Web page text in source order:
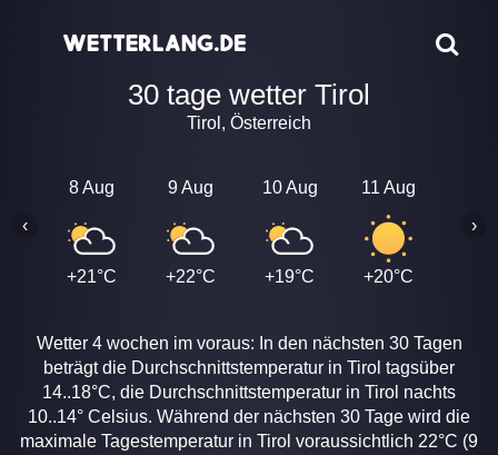
30 tage wetter Tirol
Tirol, Österreich
8 Aug
+21°C
9 Aug
+22°C
10 Aug
+19°C
11 Aug
+20°C
‹ ›
Wetter 4 wochen im voraus: In den nächsten 30 Tagen
beträgt die Durchschnittstemperatur in Tirol tagsüber
14..18°C, die Durchschnittstemperatur in Tirol nachts
10..14° Celsius. Während der nächsten 30 Tage wird die
maximale Tagestemperatur in Tirol voraussichtlich 22°C (9